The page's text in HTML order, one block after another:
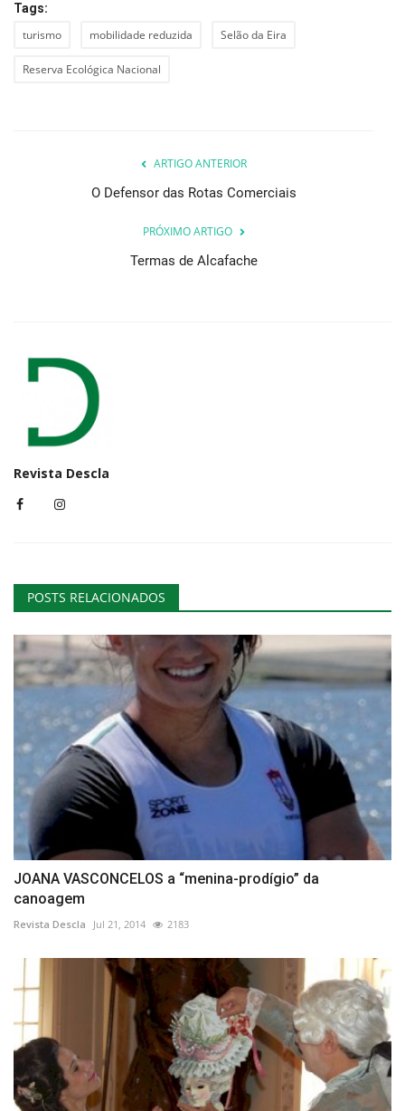
Tags:
turismo mobilidade reduzida Selão da Eira
Reserva Ecológica Nacional
ARTIGO ANTERIOR
O Defensor das Rotas Comerciais
PRÓXIMO ARTIGO
Termas de Alcafache
Revista Descla
POSTS RELACIONADOS
JOANA VASCONCELOS a “menina-prodígio” da
canoagem
Revista Descla Jul 21, 2014 2183